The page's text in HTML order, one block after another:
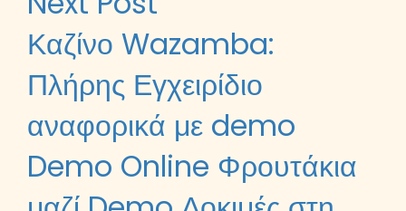
Καζίνο Wazamba:
Πλήρης Εγχειρίδιο
αναφορικά με demo
Demo Online Φρουτάκια